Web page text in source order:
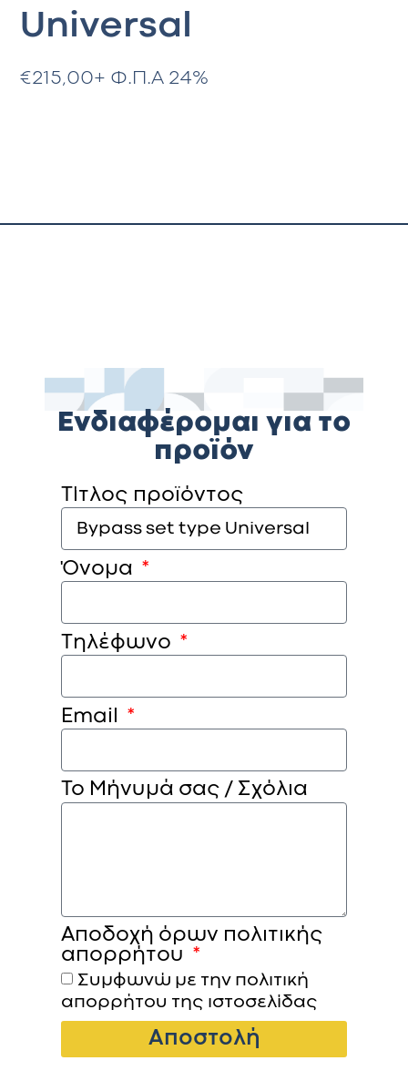
Universal
€215,00+ Φ.Π.Α 24%
Ενδιαφέρομαι για το
προϊόν
Τίτλος προϊόντος
Όνομα
Τηλέφωνο
Email
Το Μήνυμά σας / Σχόλια
Αποδοχή όρων πολιτικής
απορρήτου
Συμφωνώ με την πολιτική
απορρήτου της ιστοσελίδας
Αποστολή